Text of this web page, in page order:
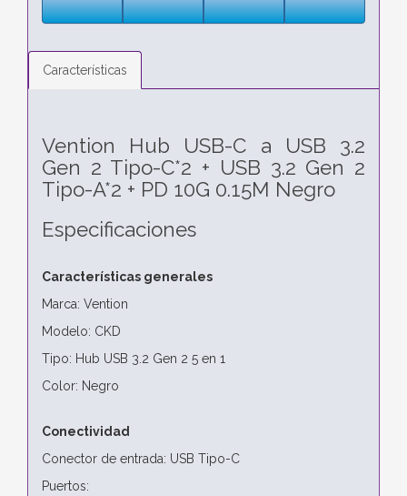
Características
Vention Hub USB-C a USB 3.2
Gen 2 Tipo-C*2 + USB 3.2 Gen 2
Tipo-A*2 + PD 10G 0.15M Negro
Especificaciones
Características generales
Marca: Vention
Modelo: CKD
Tipo: Hub USB 3.2 Gen 2 5 en 1
Color: Negro
Conectividad
Conector de entrada: USB Tipo-C
Puertos: